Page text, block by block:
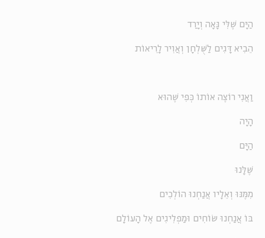
הַיָּם שֶׁלִּי גָּאָה וְיָרַד
הֵבִיא דָּגִים לַשֻּׁלְחָן וְאֲוִיר לָרֵיאוֹת
וַאֲנִי רוֹצֶה אוֹתוֹ כְּפִי שֶׁהוּא
הָיָה
הַיָּם
שֶׁלָּנוּ
מִמֶּנּוּ וְאֵלָיו אֲנַחְנוּ הוֹלְכִים
בּוֹ אֲנַחְנוּ שׂוֹחִים וּמַפְלִיגִים אֶל הָעוֹלָם